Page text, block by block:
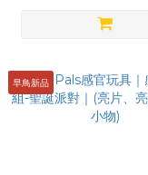
早鳥新品